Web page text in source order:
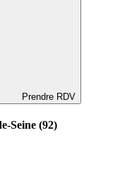
Prendre RDV
Seine (92)